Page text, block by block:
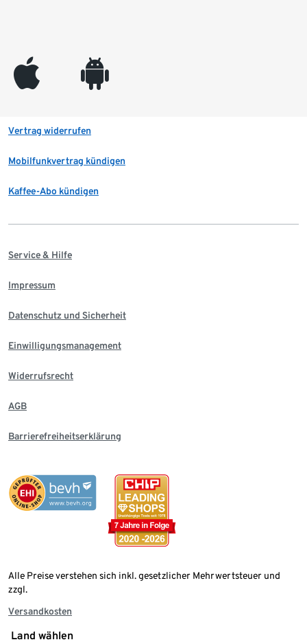
appleinc android
Vertrag widerrufen
Mobilfunkvertrag kündigen
Kaffee-Abo kündigen
Service & Hilfe
Impressum
Datenschutz und Sicherheit
Einwilligungsmanagement
Widerrufsrecht
AGB
Barrierefreiheitserklärung
Alle Preise verstehen sich inkl. gesetzlicher Mehrwertsteuer und
zzgl.
Versandkosten
Land wählen